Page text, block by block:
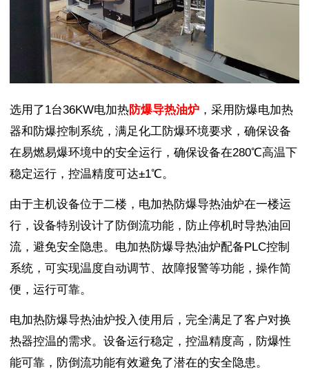
选用了1台36KW电加热防爆导热油炉 ，采用防爆电加热
器和防爆控制系统，满足化工防爆环境要求，确保设备
在易燃易爆环境中的安全运行，确保设备在280℃高温下
稳定运行，控温精度可达±1℃。
由于主机设备位于二楼，电加热防爆导热油炉在一楼运
行，设备特别设计了防倒流功能，防止停机时导热油回
流，避免安全隐患。电加热防爆导热油炉配备PLC控制
系统，可实现温度自动调节、故障报警等功能，操作简
便，运行可靠。
电加热防爆导热油炉投入使用后，完全满足了客户对换
热器控温的需求。设备运行稳定，控温精度高，防爆性
能可靠，防倒流功能有效避免了潜在的安全隐患。